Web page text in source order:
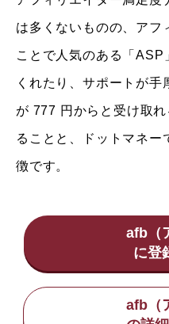
は多くないものの、アフ
ことで人気のある「ASP
くれたり、サポートが手
が 777 円からと受け取
ることと、ドットマネー
徴です。
afb（
afb（